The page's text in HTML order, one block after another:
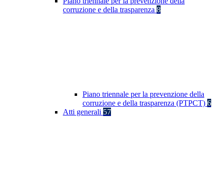
corruzione e della trasparenza 8
Piano triennale per la prevenzione della
corruzione e della trasparenza (PTPCT) 6
Atti generali 57